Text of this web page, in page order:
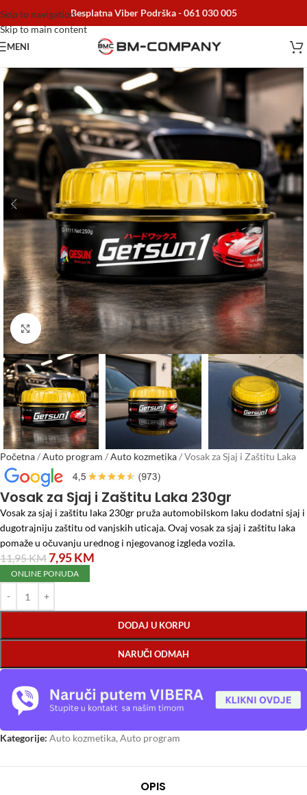
Skip to navigation
Skip to main content
Besplatna Viber Podrška -061 030 005
MENI
Click to enlarge
Početna/Auto program /Auto kozmetika/Vosak za Sjaj i Zaštitu Laka
230gr
Vosak za Sjaj i Zaštitu Laka 230gr
Vosak za sjaj i zaštitu laka 230gr pruža automobilskom laku dodatni sjaj i
dugotrajniju zaštitu od vanjskih uticaja. Ovaj vosak za sjaj i zaštitu laka
pomaže u očuvanju urednog i njegovanog izgleda vozila.
11,95KM7,95KM
ONLINE PONUDA
DODAJ U KORPU
NARUČI ODMAH
Kategorije: Auto kozmetika, Auto program
OPIS